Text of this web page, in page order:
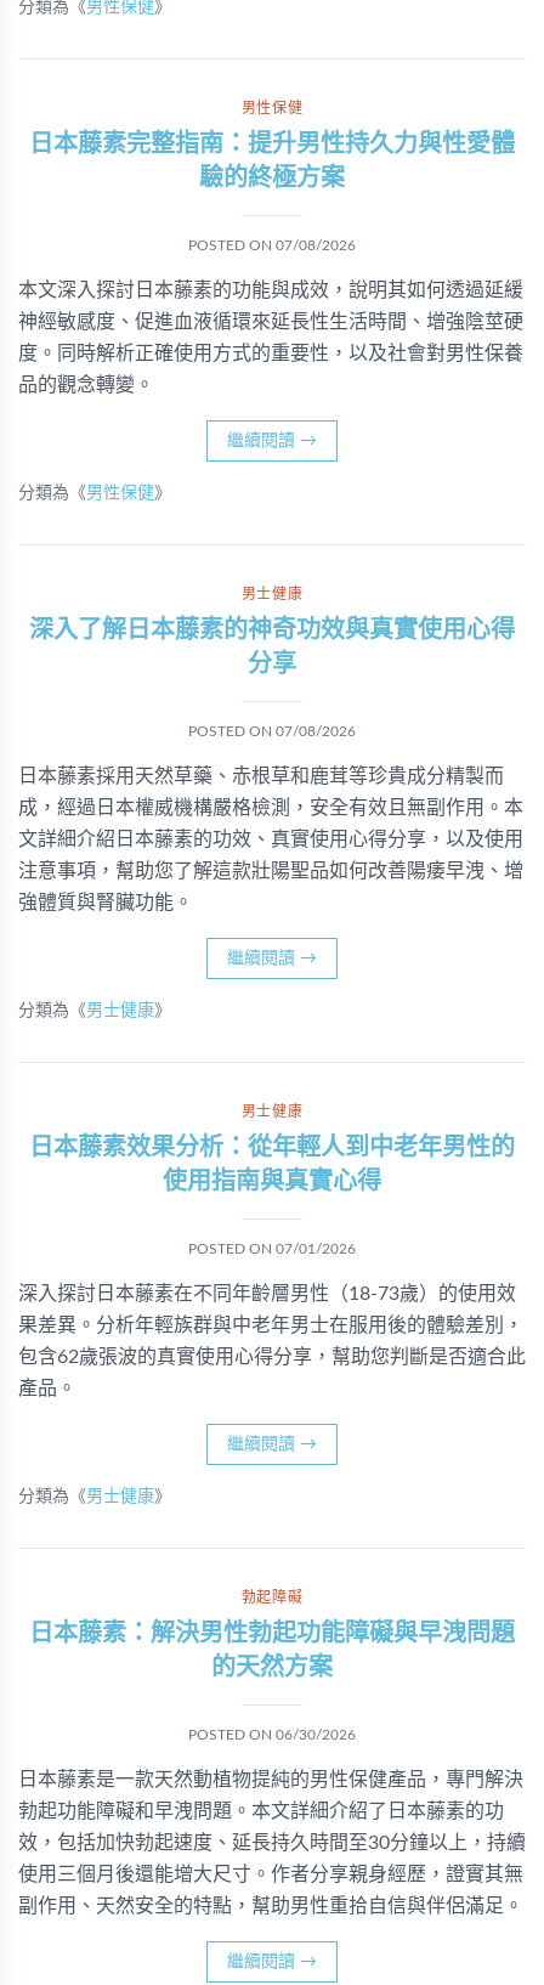
分類為《男性保健》
男性保健
日本藤素完整指南：提升男性持久力與性愛體
驗的終極方案
POSTED ON 07/08/2026
本文深入探討日本藤素的功能與成效，說明其如何透過延緩
神經敏感度、促進血液循環來延長性生活時間、增強陰莖硬
度。同時解析正確使用方式的重要性，以及社會對男性保養
品的觀念轉變。
繼續閱讀 →
分類為《男性保健》
男士健康
深入了解日本藤素的神奇功效與真實使用心得
分享
POSTED ON 07/08/2026
日本藤素採用天然草藥、赤根草和鹿茸等珍貴成分精製而
成，經過日本權威機構嚴格檢測，安全有效且無副作用。本
文詳細介紹日本藤素的功效、真實使用心得分享，以及使用
注意事項，幫助您了解這款壯陽聖品如何改善陽痿早洩、增
強體質與腎臟功能。
繼續閱讀 →
分類為《男士健康》
男士健康
日本藤素效果分析：從年輕人到中老年男性的
使用指南與真實心得
POSTED ON 07/01/2026
深入探討日本藤素在不同年齡層男性（18-73歲）的使用效
果差異。分析年輕族群與中老年男士在服用後的體驗差別，
包含62歲張波的真實使用心得分享，幫助您判斷是否適合此
產品。
繼續閱讀 →
分類為《男士健康》
勃起障礙
日本藤素：解決男性勃起功能障礙與早洩問題
的天然方案
POSTED ON 06/30/2026
日本藤素是一款天然動植物提純的男性保健產品，專門解決
勃起功能障礙和早洩問題。本文詳細介紹了日本藤素的功
效，包括加快勃起速度、延長持久時間至30分鐘以上，持續
使用三個月後還能增大尺寸。作者分享親身經歷，證實其無
副作用、天然安全的特點，幫助男性重拾自信與伴侶滿足。
繼續閱讀 →